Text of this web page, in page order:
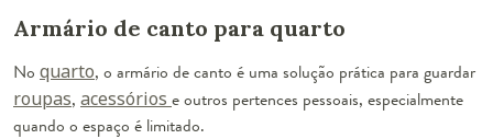
Armário de canto para quarto
No quarto, o armário de canto é uma solução prática para guardar
roupas, acessórios e outros pertences pessoais, especialmente
quando o espaço é limitado.